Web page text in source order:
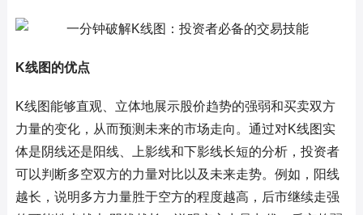
K线图的优点
K线图能够直观、立体地展示股价趋势的强弱和买卖双方
力量的变化，从而预测未来的市场走向。通过对K线图实
体是阴线还是阳线、上影线和下影线长短的分析，投资者
可以判断多空双方的力量对比以及未来走势。例如，阳线
越长，说明多方力量胜于空方的程度越高，后市继续走强